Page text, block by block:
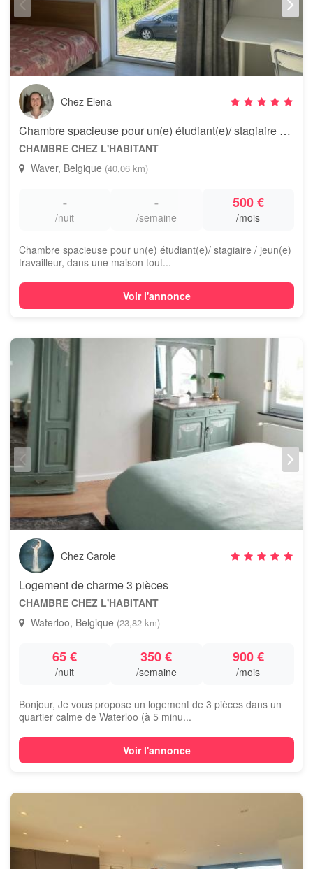
Chez Elena
Chambre spacieuse pour un(e) étudiant(e)/ stagiaire dans une maison
CHAMBRE CHEZ L'HABITANT
Waver, Belgique (40,06 km)
-
/nuit
-
/semaine
500 €
/mois
Chambre spacieuse pour un(e) étudiant(e)/ stagiaire / jeun(e)
travailleur, dans une maison tout...
Voir l'annonce
Chez Carole
Logement de charme 3 pièces
CHAMBRE CHEZ L'HABITANT
Waterloo, Belgique (23,82 km)
65 €
/nuit
350 €
/semaine
900 €
/mois
Bonjour, Je vous propose un logement de 3 pièces dans un
quartier calme de Waterloo (à 5 minu...
Voir l'annonce